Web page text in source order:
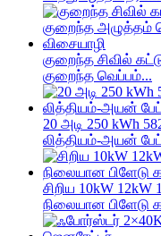
குறைந்த சிவில்
குறைந்த வெப்பம்...
20 அடி 250 kWh
லித்தியம்-அயன்
சிறிய 10kW
நிலையான பிளேடு